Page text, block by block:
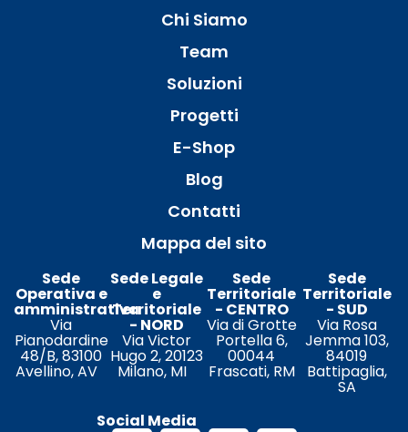
Chi Siamo
Team
Soluzioni
Progetti
E-Shop
Blog
Contatti
Mappa del sito
Sede
Operativa e
amministrativa
Via
Pianodardine
48/B, 83100
Avellino, AV
Sede Legale
e
Territoriale
- NORD
Via Victor
Hugo 2, 20123
Milano, MI
Sede
Territoriale
- CENTRO
Via di Grotte
Portella 6,
00044
Frascati, RM
Sede
Territoriale
- SUD
Via Rosa
Jemma 103,
84019
Battipaglia,
SA
Social Media